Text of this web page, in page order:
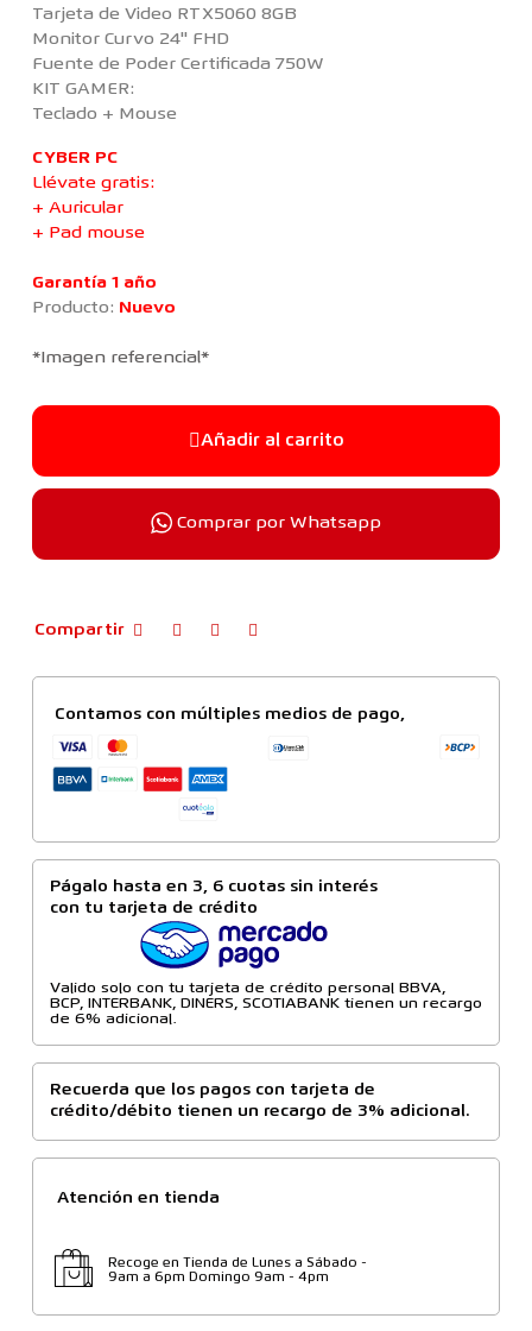
Tarjeta de Video RTX5060 8GB
Monitor Curvo 24'' FHD
Fuente de Poder Certificada 750W
KIT GAMER:
Teclado + Mouse
CYBER PC
Llévate gratis:
+ Auricular
+ Pad mouse
Garantía 1 año
Producto: Nuevo
*Imagen referencial*
Añadir al carrito
Comprar por Whatsapp
Compartir
Contamos con múltiples medios de pago,
Págalo hasta en 3, 6 cuotas sin interés
con tu tarjeta de crédito
Valido solo con tu tarjeta de crédito personal BBVA,
BCP, INTERBANK, DINERS, SCOTIABANK tienen un recargo
de 6% adicional.
Recuerda que los pagos con tarjeta de
crédito/débito tienen un recargo de 3% adicional.
Atención en tienda
Recoge en Tienda de Lunes a Sábado -
9am a 6pm Domingo 9am - 4pm